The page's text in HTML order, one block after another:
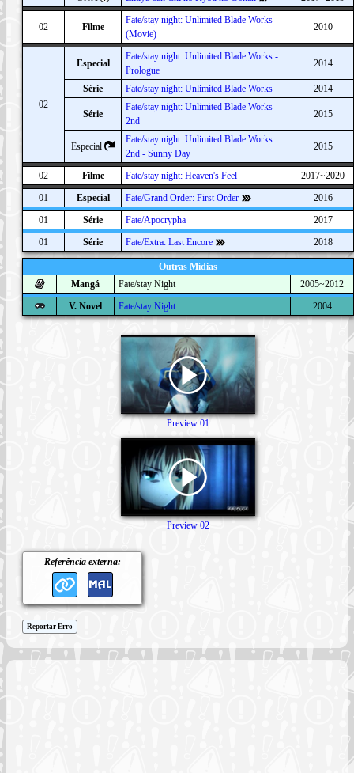
02 Filme
Fate/stay night: Unlimited Blade Works
(Movie)
2010
02
Especial
Fate/stay night: Unlimited Blade Works -
Prologue
2014
Série Fate/stay night: Unlimited Blade Works 2014
Série
Fate/stay night: Unlimited Blade Works
2nd
2015
Especial
Fate/stay night: Unlimited Blade Works
2nd - Sunny Day
2015
02 Filme Fate/stay night: Heaven's Feel
2017~2020
01
Especial Fate/Grand Order: First Order
2016
01
Série Fate/Apocrypha
2017
01
Série Fate/Extra: Last Encore 2018
Outras Mídias
Mangá
Fate/stay Night
2005~2012
V. Novel
Fate/stay Night 2004
Referência externa:
Preview 01
Preview 02
Reportar Erro